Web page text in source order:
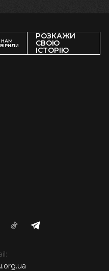
НАМ
РОЗКАЖИ
СВОЮ
ІСТОРІЮ